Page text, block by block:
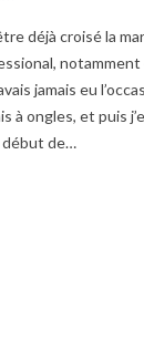
déjà croisé la
notamment
jamais eu
à ongles, et puis
début de…